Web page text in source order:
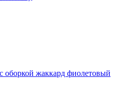
оборкой жаккард фиолетовый